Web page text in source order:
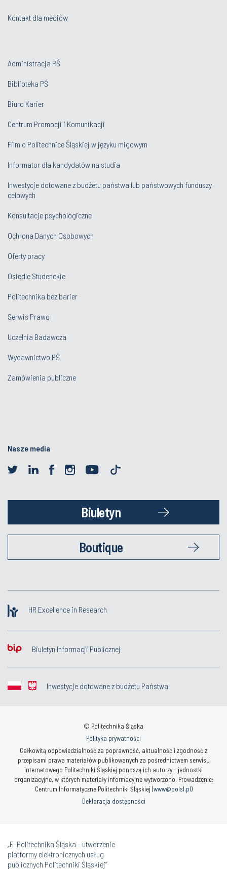
Kontakt dla mediów
Administracja PŚ
Biblioteka PŚ
Biuro Karier
Centrum Promocji i Komunikacji
Film o Politechnice Śląskiej w języku migowym
Informator dla kandydatów na studia
Inwestycje dotowane z budżetu państwa lub państwowych funduszy
celowych
Konsultacje psychologiczne
Ochrona Danych Osobowych
Oferty pracy
Osiedle Studenckie
Politechnika bez barier
Serwis Prawo
Uczelnia Badawcza
Wydawnictwo PŚ
Zamówienia publiczne
Nasze media
Biuletyn
Boutique
HR Excellence in Research
Biuletyn Informacji Publicznej
Inwestycje dotowane z budżetu Państwa
© Politechnika Śląska
Polityka prywatności
Całkowitą odpowiedzialność za poprawność, aktualność i zgodność z
przepisami prawa materiałów publikowanych za pośrednictwem serwisu
internetowego Politechniki Śląskiej ponoszą ich autorzy - jednostki
organizacyjne, w których materiały informacyjne wytworzono. Prowadzenie:
Centrum Informatyczne Politechniki Śląskiej (www@polsl.pl)
Deklaracja dostępności
„E-Politechnika Śląska - utworzenie
platformy elektronicznych usług
publicznych Politechniki Śląskiej”